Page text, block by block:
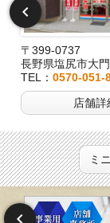
〒399-0737
長野県塩尻市大門
TEL： 0570-051-
店舗詳
ミ